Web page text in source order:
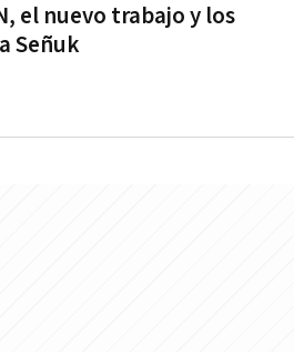
el nuevo trabajo y los
Señuk